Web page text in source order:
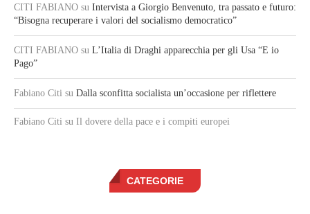
CITI FABIANO su Intervista a Giorgio Benvenuto, tra passato e futuro:
“Bisogna recuperare i valori del socialismo democratico”
CITI FABIANO su L’Italia di Draghi apparecchia per gli Usa “E io
Pago”
Fabiano Citi su Dalla sconfitta socialista un’occasione per riflettere
Fabiano Citi su Il dovere della pace e i compiti europei
CATEGORIE